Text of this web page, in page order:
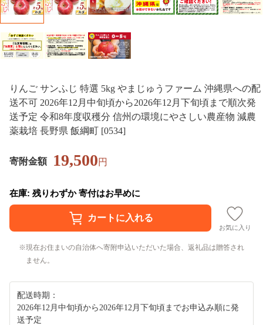
りんご サンふじ 特選 5kg やまじゅうファーム 沖縄県への配
送不可 2026年12月中旬頃から2026年12月下旬頃まで順次発
送予定 令和8年度収穫分 信州の環境にやさしい農産物 減農
薬栽培 長野県 飯綱町 [0534]
寄附金額 19,500円
在庫: 残りわずか 寄付はお早めに
お気に入り
現在お住まいの自治体へ寄附申込いただいた場合、返礼品は贈答され
ません。
配送時期：
2026年12月中旬頃から2026年12月下旬頃までお申込み順に発
送予定